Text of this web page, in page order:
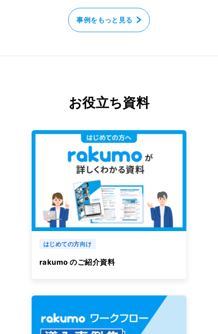
事例をもっと見る
お役立ち資料
はじめての方向け
rakumo のご紹介資料